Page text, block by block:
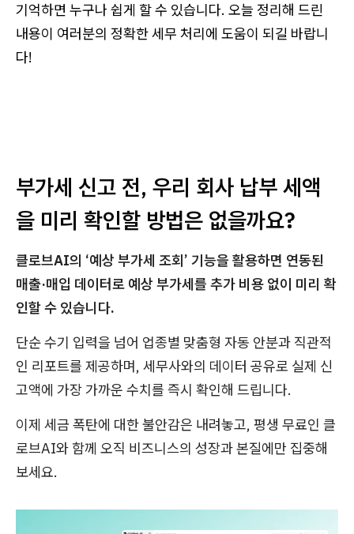
기억하면 누구나 쉽게 할 수 있습니다. 오늘 정리해 드린
내용이 여러분의 정확한 세무 처리에 도움이 되길 바랍니
다!
부가세 신고 전, 우리 회사 납부 세액
을 미리 확인할 방법은 없을까요?
클로브AI의 ‘예상 부가세 조회’ 기능을 활용하면 연동된
매출·매입 데이터로 예상 부가세를 추가 비용 없이 미리 확
인할 수 있습니다.
단순 수기 입력을 넘어 업종별 맞춤형 자동 안분과 직관적
인 리포트를 제공하며, 세무사와의 데이터 공유로 실제 신
고액에 가장 가까운 수치를 즉시 확인해 드립니다.
이제 세금 폭탄에 대한 불안감은 내려놓고, 평생 무료인 클
로브AI와 함께 오직 비즈니스의 성장과 본질에만 집중해
보세요.